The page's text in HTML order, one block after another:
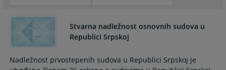
forward
interact
the
forward
to
interact
the
Stvarna nadležnost osnovnih sudova u
Republici Srpskoj
Nadležnost prvostepenih sudova u Republici Srpskoj je